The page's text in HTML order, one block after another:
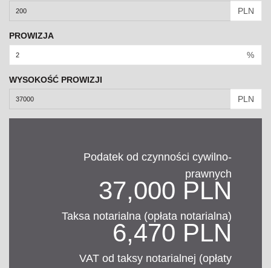
PLN
PROWIZJA
%
WYSOKOŚĆ PROWIZJI
PLN
Podatek od czynności cywilno-
prawnych
37,000 PLN
Taksa notarialna (opłata notarialna)
6,470 PLN
VAT od taksy notarialnej (opłaty